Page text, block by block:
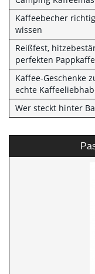
Kaffeebecher
wissen
Reißfest,
perfekten
Kaffee-Geschenke
echte
Wer steckt hinter